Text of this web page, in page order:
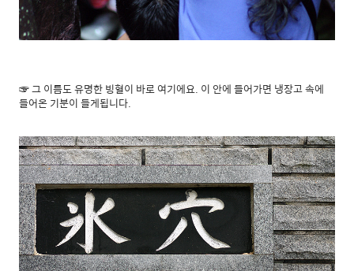
☞ 그 이름도 유명한 빙혈이 바로 여기에요. 이 안에 들어가면 냉장고 속에
들어온 기분이 들게됩니다.